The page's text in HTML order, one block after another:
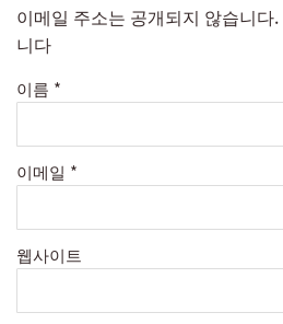
이메일 주소는 공개되지 않습니다.
니다
이름 *
이메일 *
웹사이트